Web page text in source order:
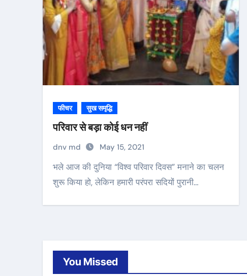
फीचर सुख समृद्धि
परिवार से बड़ा कोई धन नहीं
dnv md May 15, 2021
भले आज की दुनिया “विश्व परिवार दिवस” मनाने का चलन
शुरू किया हो, लेकिन हमारी परंपरा सदियों पुरानी…
You Missed